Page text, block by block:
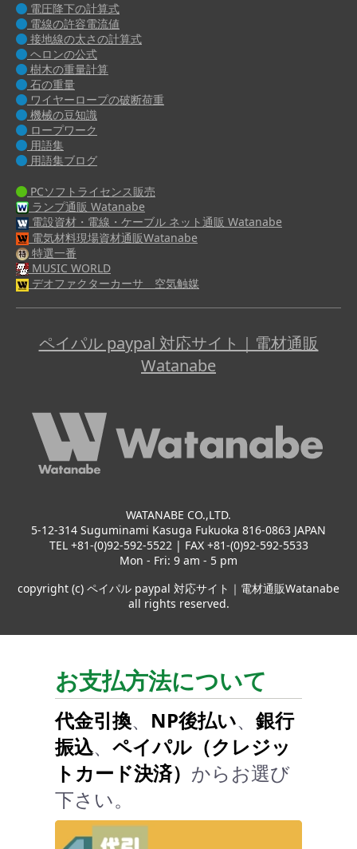
電圧降下の計算式
電線の許容電流値
接地線の太さの計算式
ヘロンの公式
樹木の重量計算
石の重量
ワイヤーロープの破断荷重
機械の豆知識
ロープワーク
用語集
用語集ブログ
PCソフトライセンス販売
ランプ通販 Watanabe
電設資材・電線・ケーブル ネット通販 Watanabe
電気材料現場資材通販Watanabe
特選一番
MUSIC WORLD
デオファクターカーサ 空気触媒
ペイパル paypal 対応サイト｜電材通販
Watanabe
WATANABE CO.,LTD.
5-12-314 Suguminami Kasuga Fukuoka 816-0863 JAPAN
TEL +81-(0)92-592-5522 | FAX +81-(0)92-592-5533
Mon - Fri: 9 am - 5 pm
copyright (c) ペイパル paypal 対応サイト｜電材通販Watanabe
all rights reserved.
お支払方法について
代金引換、 NP後払い、 銀行
振込、 ペイパル（クレジッ
トカード決済） からお選び
下さい。